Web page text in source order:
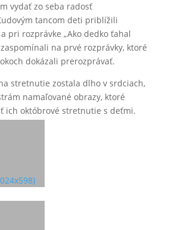
vydať zo seba radosť
tancom deti priblížili
pri rozprávke „Ako dedko ťahal
na prvé rozprávky, ktoré
dokázali prerozprávať.
stretnutie zostala dlho v srdciach,
namaľované obrazy, ktoré
ich októbrové stretnutie s deťmi.